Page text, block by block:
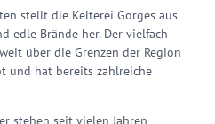
stellt die Kelterei Gorges aus
edle Brände her. Der vielfach
über die Grenzen der Region
und hat bereits zahlreiche
stehen seit vielen Jahren